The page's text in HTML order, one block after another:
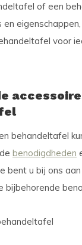
of een
voor
behandeltafel
benodigdheden
bent u bij ons
bijbehorende